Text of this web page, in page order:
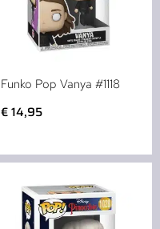
Funko Pop Vanya #1118
€14,95